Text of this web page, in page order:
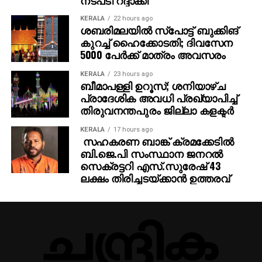
മലയാളം മീഡിയത്തിലെ ഇടിവ് സംസ്ഥാന
വികസനത്തിനുതന്നെ ഭീഷണിയാകാമെന്ന് ഐക്യ
മലയാള പ്രസ്ഥാനം സംസ്ഥാന കണ്‍വീനര്‍ ആര്‍.
നന്ദകുമാര്‍ മുന്നറിയിപ്പ് നല്‍കി. മലയാളവുമായി
വിദ്യാര്‍ത്ഥികള്‍ക്ക് അടുപ്പമില്ലാത്തത്, നാട്ടിന്‍
പരിസരത്തെ ഭൂമിശാസ്ത്ര-പരിസ്ഥിതി ബോധത്തെ
തന്നെ ബാധിക്കുമെന്നാണ് അദ്ദേഹത്തിന്റെ അഭിപ്രായം.
ഇംഗ്ലീഷ് പഠിപ്പിക്കുന്നതിനെതിരെ താന്‍ അല്ലെങ്കിലും,
ആവശ്യമായ ഇടപെടലുകള്‍ ഇല്ലെങ്കില്‍ പുതിയ
സാമൂഹിക-വിദ്യാഭ്യാസ പ്രശ്‌നങ്ങള്‍
ഉയര്‍ന്നേക്കുമെന്നാണ് നന്ദകുമാര്‍ മുന്നറിയിപ്പ്
നല്‍കിയത്.
KERALA 22 hours ago
ശബരിമലയില്‍ സ്‌പോട്ട് ബുക്കിങ്
കുറച്ച് ഹൈക്കോടതി; ദിവസേന
5000 പേര്‍ക്ക് മാത്രം അവസരം
KERALA 23 hours ago
ബീമാപള്ളി ഉറൂസ്; ശനിയാഴ്ച
പ്രാദേശിക അവധി പ്രഖ്യാപിച്ച്
തിരുവനന്തപുരം ജില്ലാ കളക്ടര്‍
KERALA 17 hours ago
സഹകരണ ബാങ്ക് ക്രമക്കേടില്‍
ബി.ജെ.പി സംസ്ഥാന ജനറല്‍
സെക്രട്ടറി എസ്.സുരേഷ് 43
ലക്ഷം തിരിച്ചടയ്ക്കാന്‍ ഉത്തരവ്